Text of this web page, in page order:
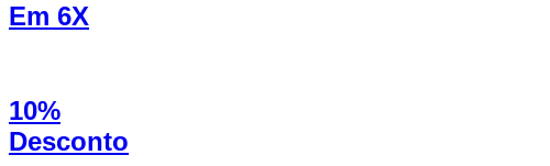
Em 6X
10%
Desconto